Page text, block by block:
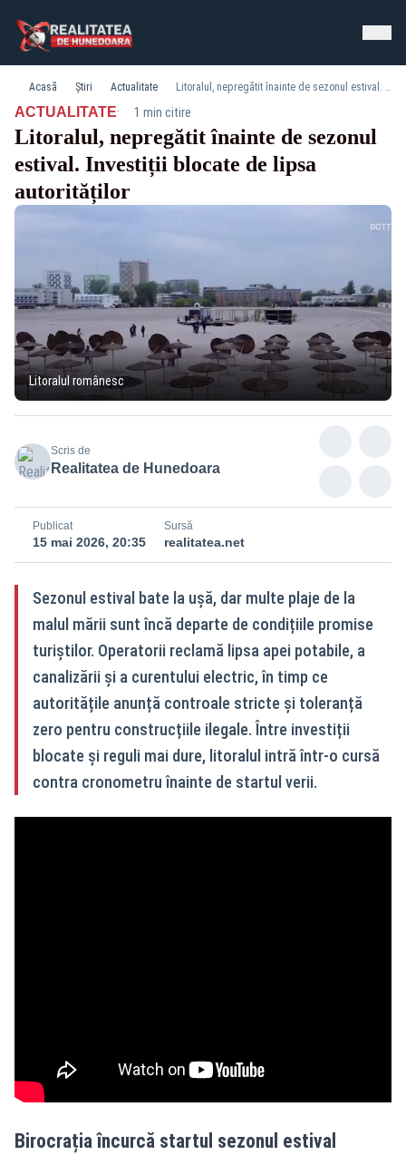
Acasă Știri Actualitate Litoralul, nepregătit înainte de sezonul estival. Investiții blocate de lipsa autorităților
ACTUALITATE· 1 min citire
Litoralul, nepregătit înainte de sezonul
estival. Investiții blocate de lipsa
autorităților
Litoralul românesc
Scris de
Realitatea de Hunedoara
Publicat
15 mai 2026, 20:35
Sursă
realitatea.net
Sezonul estival bate la ușă, dar multe plaje de la
malul mării sunt încă departe de condițiile promise
turiștilor. Operatorii reclamă lipsa apei potabile, a
canalizării și a curentului electric, în timp ce
autoritățile anunță controale stricte și toleranță
zero pentru construcțiile ilegale. Între investiții
blocate și reguli mai dure, litoralul intră într-o cursă
contra cronometru înainte de startul verii.
Birocrația încurcă startul sezonul estival